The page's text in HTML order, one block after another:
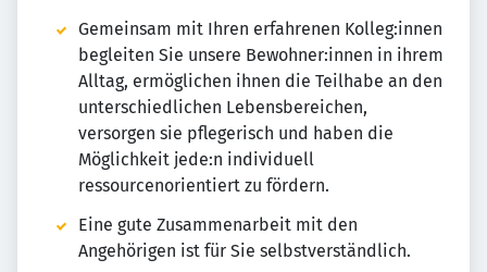
Gemeinsam mit Ihren erfahrenen Kolleg:innen
begleiten Sie unsere Bewohner:innen in ihrem
Alltag, ermöglichen ihnen die Teilhabe an den
unterschiedlichen Lebensbereichen,
versorgen sie pflegerisch und haben die
Möglichkeit jede:n individuell
ressourcenorientiert zu fördern.
Eine gute Zusammenarbeit mit den
Angehörigen ist für Sie selbstverständlich.